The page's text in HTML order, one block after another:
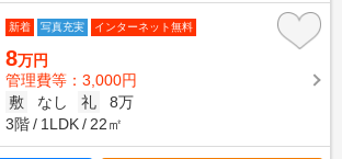
新着 写真充実 インターネット無料
8万円
管理費等：3,000円
敷
なし 礼
8万
3階
1LDK 22㎡